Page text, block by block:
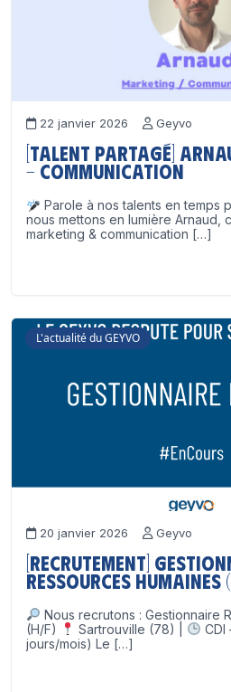
22 janvier 2026 Geyvo
[Talent partagé]
– Communication
Parole à nos talents en temps
nous mettons en lumière Arnaud,
marketing & communication […]
L'actualité du GEYVO
20 janvier 2026 Geyvo
[Recrutement]
Ressources Humaines
Nous recrutons : Gestionnaire
(H/F)
Sartrouville (78) |
CDI
jours/mois) Le […]